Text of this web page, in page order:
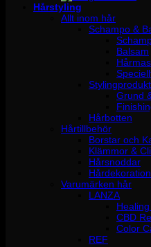
Hårstyling
Allt inom hår
Schampo &
Balsam
Grund
Hårbotten
Hårtillbehör
Borstar och
Klämmor &
Hårsnoddar
Varumärken hår
LANZA
CBD
Color
REF